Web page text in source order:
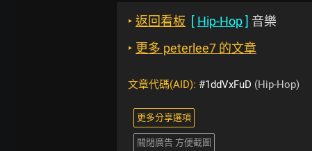
‣ 返回看板 [ Hip-Hop] 音樂
‣ 更多 peterlee7 的文章
文章代碼(AID): #1ddVxFuD (Hip-Hop)
更多分享選項
關閉廣告 方便截圖